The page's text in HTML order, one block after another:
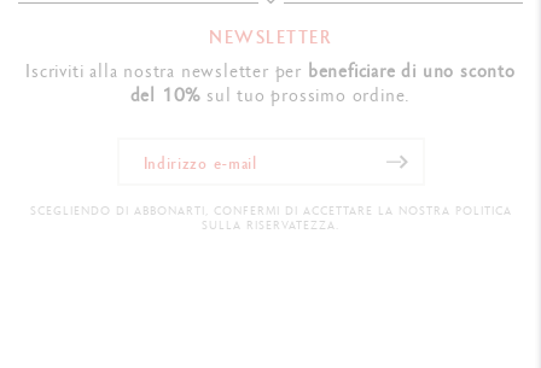
NEWSLETTER
Iscriviti alla nostra newsletter per beneficiare di uno sconto
del 10% sul tuo prossimo ordine.
SCEGLIENDO DI ABBONARTI, CONFERMI DI ACCETTARE LA NOSTRA POLITICA
SULLA RISERVATEZZA.